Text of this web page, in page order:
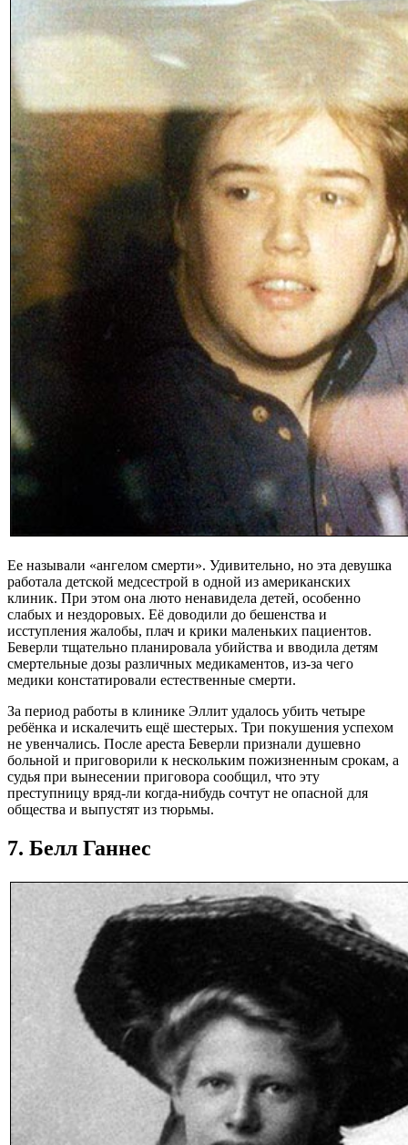
Ее называли «ангелом смерти». Удивительно, но эта девушка
работала детской медсестрой в одной из американских
клиник. При этом она люто ненавидела детей, особенно
слабых и нездоровых. Её доводили до бешенства и
исступления жалобы, плач и крики маленьких пациентов.
Беверли тщательно планировала убийства и вводила детям
смертельные дозы различных медикаментов, из-за чего
медики констатировали естественные смерти.
За период работы в клинике Эллит удалось убить четыре
ребёнка и искалечить ещё шестерых. Три покушения успехом
не увенчались. После ареста Беверли признали душевно
больной и приговорили к нескольким пожизненным срокам, а
судья при вынесении приговора сообщил, что эту
преступницу вряд-ли когда-нибудь сочтут не опасной для
общества и выпустят из тюрьмы.
7. Белл Ганнес